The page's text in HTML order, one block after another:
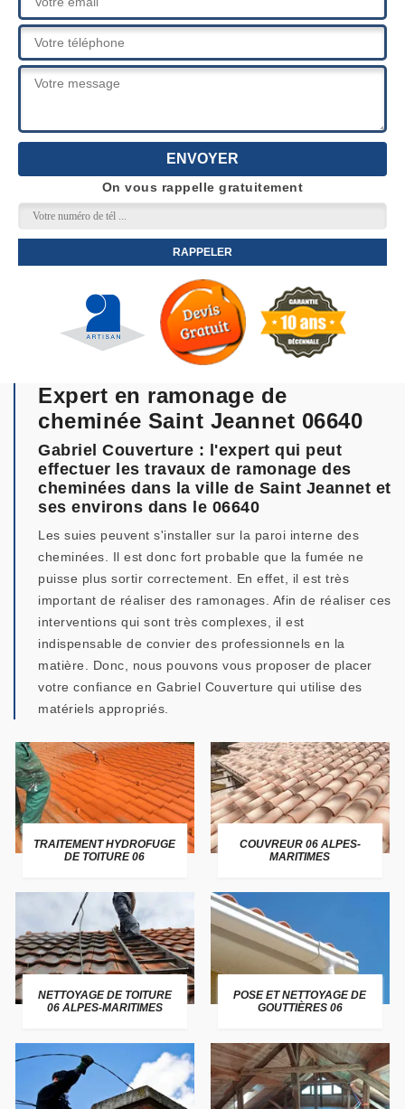
On vous rappelle gratuitement
Expert en ramonage de
cheminée Saint Jeannet 06640
Gabriel Couverture : l'expert qui peut
effectuer les travaux de ramonage des
cheminées dans la ville de Saint Jeannet et
ses environs dans le 06640
Les suies peuvent s'installer sur la paroi interne des
cheminées. Il est donc fort probable que la fumée ne
puisse plus sortir correctement. En effet, il est très
important de réaliser des ramonages. Afin de réaliser ces
interventions qui sont très complexes, il est
indispensable de convier des professionnels en la
matière. Donc, nous pouvons vous proposer de placer
votre confiance en Gabriel Couverture qui utilise des
matériels appropriés.
TRAITEMENT HYDROFUGE
DE TOITURE 06
COUVREUR 06 ALPES-
MARITIMES
NETTOYAGE DE TOITURE
06 ALPES-MARITIMES
POSE ET NETTOYAGE DE
GOUTTIÈRES 06